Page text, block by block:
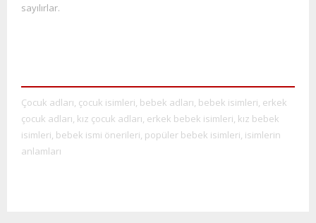
sayılırlar.
Çocuk adları, çocuk isimleri, bebek adları, bebek isimleri, erkek
çocuk adları, kız çocuk adları, erkek bebek isimleri, kız bebek
isimleri, bebek ismi önerileri, popüler bebek isimleri, isimlerin
anlamları